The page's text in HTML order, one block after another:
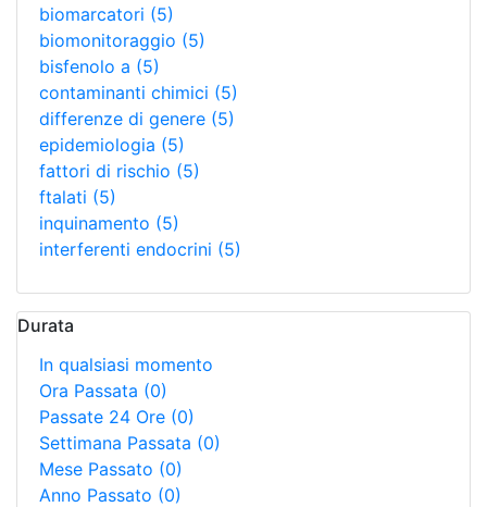
biomarcatori (5)
biomonitoraggio (5)
bisfenolo a (5)
contaminanti chimici (5)
differenze di genere (5)
epidemiologia (5)
fattori di rischio (5)
ftalati (5)
inquinamento (5)
interferenti endocrini (5)
Durata
In qualsiasi momento
Ora Passata (0)
Passate 24 Ore (0)
Settimana Passata (0)
Mese Passato (0)
Anno Passato (0)